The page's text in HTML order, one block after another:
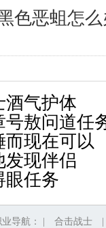
色恶蛆怎
酒气护体
号敖问道任
而现在可以
发现伴侣
眼任务
导航： | 合击战士